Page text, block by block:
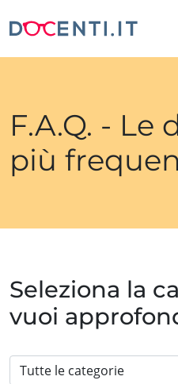
F.A.Q. - Le
più
Seleziona la
vuoi